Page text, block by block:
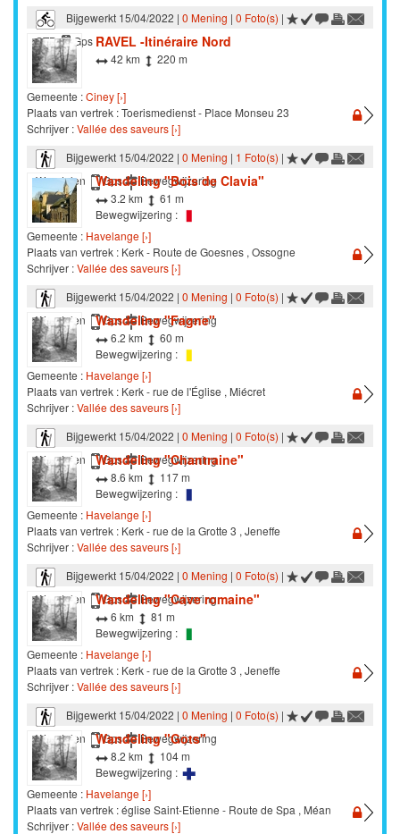
Bijgewerkt 15/04/2022 | 0 Mening | 0 Foto(s) |
STB
Gps RAVEL -Itinéraire Nord
42 km 220 m
Gemeente :Ciney [›]
Plaats van vertrek : Toerismedienst - Place Monseu 23
Schrijver :Vallée des saveurs [›]
Bijgewerkt 15/04/2022 | 0 Mening | 1 Foto(s) |
Wandelen
Gps Bewegwijzering
Wandeling "Bois de Clavia"
3.2 km
61 m
Bewegwijzering :
Gemeente : Havelange [›]
Plaats van vertrek : Kerk - Route de Goesnes , Ossogne
Schrijver :Vallée des saveurs [›]
Bijgewerkt 15/04/2022 | 0 Mening | 0 Foto(s) |
Wandelen
Gps Bewegwijzering
Wandeling "Fagne"
6.2 km
60 m
Bewegwijzering :
Gemeente : Havelange [›]
Plaats van vertrek : Kerk - rue de l'Église , Miécret
Schrijver :Vallée des saveurs [›]
Bijgewerkt 15/04/2022 | 0 Mening | 0 Foto(s) |
Wandelen
Gps Bewegwijzering
Wandeling "Chantraine"
8.6 km
117 m
Bewegwijzering :
Gemeente : Havelange [›]
Plaats van vertrek : Kerk - rue de la Grotte 3 , Jeneffe
Schrijver :Vallée des saveurs [›]
Bijgewerkt 15/04/2022 | 0 Mening | 0 Foto(s) |
Wandelen
Gps Bewegwijzering
Wandeling "Cave romaine"
6 km
81 m
Bewegwijzering :
Gemeente : Havelange [›]
Plaats van vertrek : Kerk - rue de la Grotte 3 , Jeneffe
Schrijver :Vallée des saveurs [›]
Bijgewerkt 15/04/2022 | 0 Mening | 0 Foto(s) |
Wandelen
Gps Bewegwijzering
Wandeling "Gots"
8.2 km
104 m
Bewegwijzering :
Gemeente : Havelange [›]
Plaats van vertrek : église Saint-Etienne - Route de Spa , Méan
Schrijver :Vallée des saveurs [›]